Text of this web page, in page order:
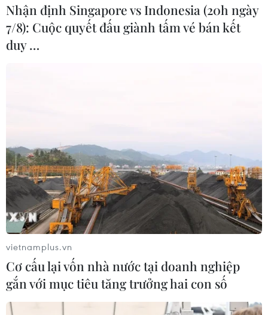
Nhận định Singapore vs Indonesia (20h ngày
7/8): Cuộc quyết đấu giành tấm vé bán kết
duy …
vietnamplus.vn
Cơ cấu lại vốn nhà nước tại doanh nghiệp
gắn với mục tiêu tăng trưởng hai con số